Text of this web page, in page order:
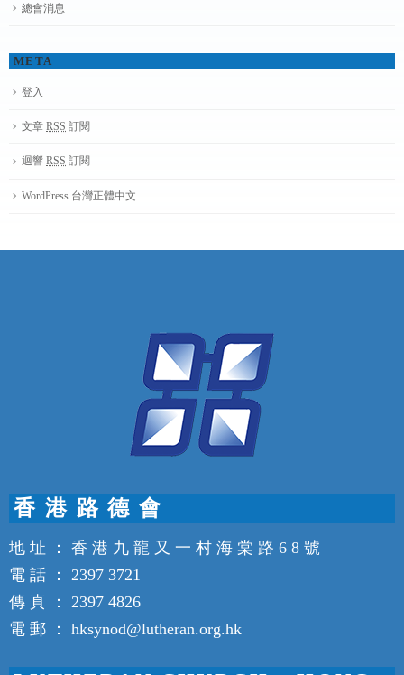
總會消息
META
登入
文章 RSS 訂閱
迴響 RSS 訂閱
WordPress 台灣正體中文
香 港 路 德 會
地 址 ： 香 港 九 龍 又 一 村 海 棠 路 6 8 號
電 話 ： 2397 3721
傳 真 ： 2397 4826
電 郵 ： hksynod@lutheran.org.hk